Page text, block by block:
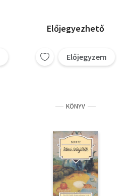
Előjegyezhető
Előjegyzem
KÖNYV